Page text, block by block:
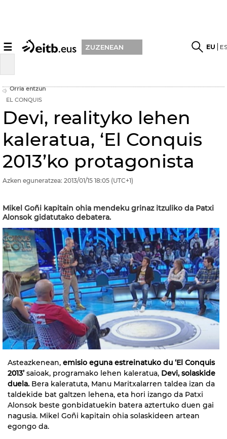
☰ ZUZENEAN EU
Orria entzun
EL CONQUIS
Devi, realityko lehen
kaleratua, ‘El Conquis
2013’ko protagonista
Azken eguneratzea: 2013/01/15 18:05 (UTC+1)
Mikel Goñi kapitain ohia mendeku grinaz itzuliko da Patxi
Alonsok gidatutako debatera.
Asteazkenean, emisio eguna estreinatuko du ‘El Conquis
2013’ saioak, programako lehen kaleratua, Devi, solaskide
duela. Bera kaleratuta, Manu Maritxalarren taldea izan da
taldekide bat galtzen lehena, eta hori izango da Patxi
Alonsok beste gonbidatuekin batera aztertuko duen gai
nagusia. Mikel Goñi kapitain ohia solaskideen artean
egongo da.